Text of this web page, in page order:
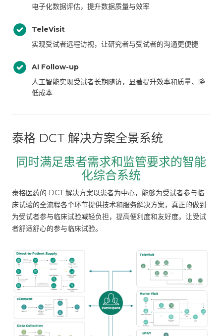
电子化数据评估，提升数据质量与效率
TeleVisit
实现受试者远程访视，让研究者与受试者的沟通更便捷
AI Follow-up
人工智能实现受试者长期随访，显著提升效率和质量、降
低成本
泰格 DCT 解决方案全景系统
同时满足患者需求和监管要求的智能
化综合系统
泰格医药的 DCT 解决方案以患者为中心，能够为受试者参与临
床试验的全流程各个环节提供技术和服务解决方案，真正的做到
为受试者参与临床试验减轻负担，提高便利度和友好度。让受试
者舒适舒心的参与临床试验。